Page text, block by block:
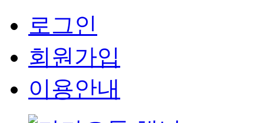
로그인
회원가입
이용안내